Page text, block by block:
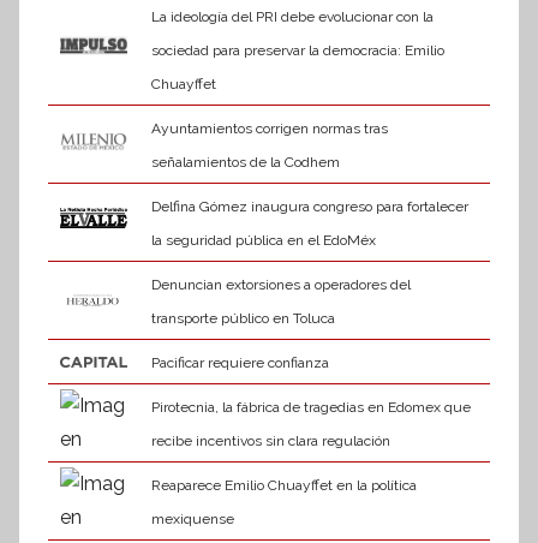
La ideología del PRI debe evolucionar con la
sociedad para preservar la democracia: Emilio
Chuayffet
Ayuntamientos corrigen normas tras
señalamientos de la Codhem
Delfina Gómez inaugura congreso para fortalecer
la seguridad pública en el EdoMéx
Denuncian extorsiones a operadores del
transporte público en Toluca
Pacificar requiere confianza
Pirotecnia, la fábrica de tragedias en Edomex que
recibe incentivos sin clara regulación
Reaparece Emilio Chuayffet en la política
mexiquense